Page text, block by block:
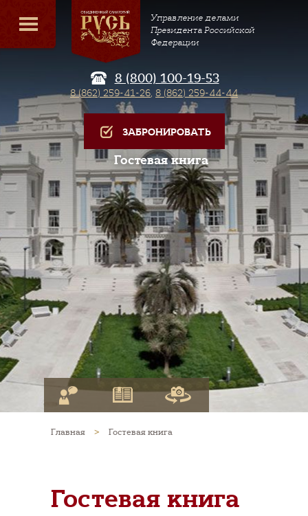
Управление делами
Президента Российской
Федерации
8 (800) 100-19-53
8 (862) 259-41-26, 8 (862) 259-44-44
ЗАБРОНИРОВАТЬ
Гостевая книга
Главная > Гостевая книга
Гостевая книга